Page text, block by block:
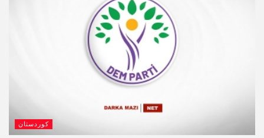
کوردستان